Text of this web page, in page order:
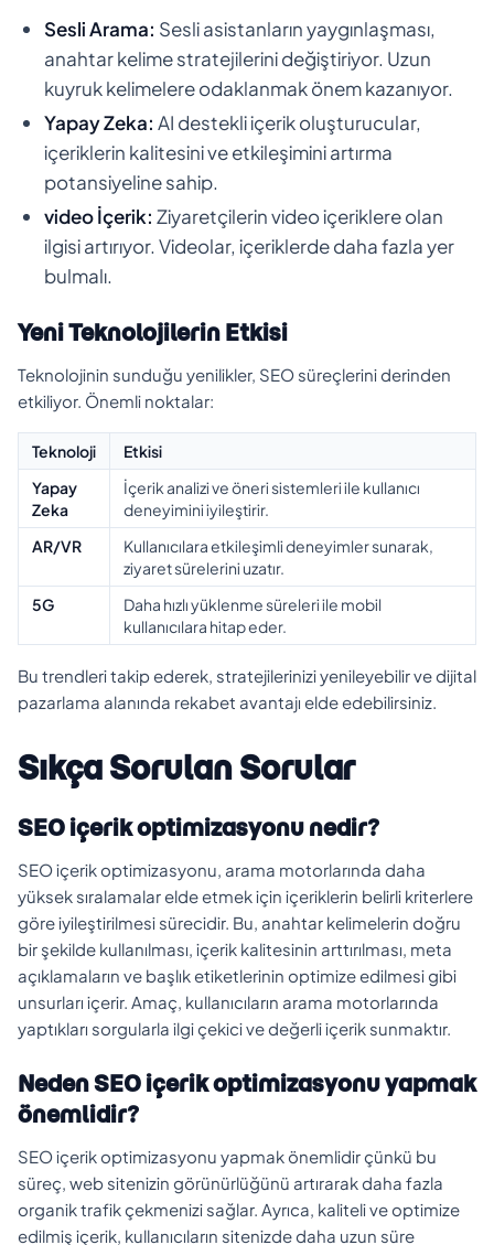
Sesli Arama: Sesli asistanların yaygınlaşması,
anahtar kelime stratejilerini değiştiriyor. Uzun
kuyruk kelimelere odaklanmak önem kazanıyor.
Yapay Zeka: AI destekli içerik oluşturucular,
içeriklerin kalitesini ve etkileşimini artırma
potansiyeline sahip.
video İçerik: Ziyaretçilerin video içeriklere olan
ilgisi artırıyor. Videolar, içeriklerde daha fazla yer
bulmalı.
Yeni Teknolojilerin Etkisi
Teknolojinin sunduğu yenilikler, SEO süreçlerini derinden
etkiliyor. Önemli noktalar:
Teknoloji
Etkisi
Yapay
Zeka
İçerik analizi ve öneri sistemleri ile kullanıcı
deneyimini iyileştirir.
AR/VR
Kullanıcılara etkileşimli deneyimler sunarak,
ziyaret sürelerini uzatır.
5G
Daha hızlı yüklenme süreleri ile mobil
kullanıcılara hitap eder.
Bu trendleri takip ederek, stratejilerinizi yenileyebilir ve dijital
pazarlama alanında rekabet avantajı elde edebilirsiniz.
Sıkça Sorulan Sorular
SEO içerik optimizasyonu nedir?
SEO içerik optimizasyonu, arama motorlarında daha
yüksek sıralamalar elde etmek için içeriklerin belirli kriterlere
göre iyileştirilmesi sürecidir. Bu, anahtar kelimelerin doğru
bir şekilde kullanılması, içerik kalitesinin arttırılması, meta
açıklamaların ve başlık etiketlerinin optimize edilmesi gibi
unsurları içerir. Amaç, kullanıcıların arama motorlarında
yaptıkları sorgularla ilgi çekici ve değerli içerik sunmaktır.
Neden SEO içerik optimizasyonu yapmak
önemlidir?
SEO içerik optimizasyonu yapmak önemlidir çünkü bu
süreç, web sitenizin görünürlüğünü artırarak daha fazla
organik trafik çekmenizi sağlar. Ayrıca, kaliteli ve optimize
edilmiş içerik, kullanıcıların sitenizde daha uzun süre